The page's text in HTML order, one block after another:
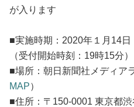
が入ります
■実施時期：2020年１月14
（受付開始時刻：19時15分）
■場所：朝日新聞社メディア
MAP）
■住所：〒150-0001 東京都